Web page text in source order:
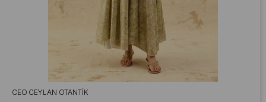
CEO CEYLAN OTANTIK